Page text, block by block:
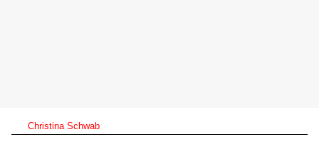
Christina Schwab